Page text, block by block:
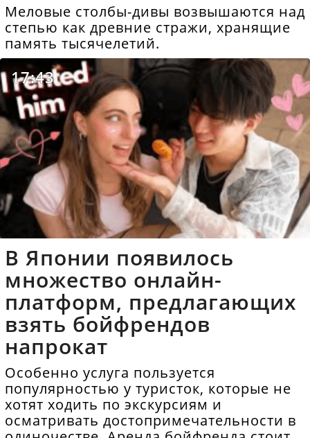
Меловые столбы-дивы возвышаются над
степью как древние стражи, хранящие
память тысячелетий.
17:43
В Японии появилось
множество онлайн-
платформ, предлагающих
взять бойфрендов
напрокат
Особенно услуга пользуется
популярностью у туристок, которые не
хотят ходить по экскурсиям и
осматривать достопримечательности в